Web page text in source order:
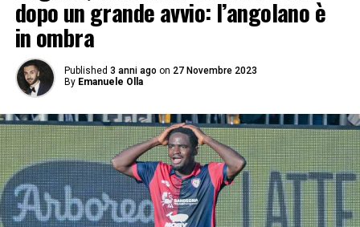
dopo un grande avvio: l’angolano è
in ombra
Published 3 anni ago on 27 Novembre 2023
By Emanuele Olla